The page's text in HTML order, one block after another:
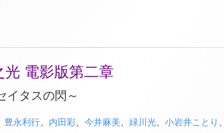
電影版第二章
イタスの閃～
豊永利行、 内田彩、 今井麻美 緑川光、 小岩井ことり